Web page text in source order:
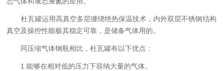
杜瓦罐运用高真空多层缠绕绝热保温技术，内外双层不锈钢结构
真空及操控性能极其稳定可靠，是储备气体用的。
同压缩气体钢瓶相比，杜瓦罐有以下优点：
1.能够在相对低的压力下容纳大量的气体。